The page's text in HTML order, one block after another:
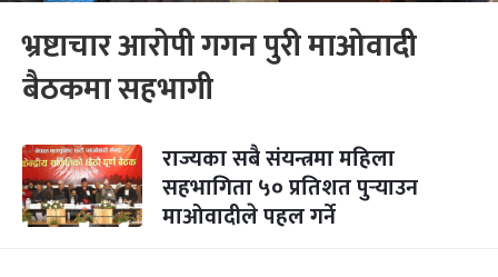
भ्रष्टाचार आरोपी गगन पुरी माओवादी
बैठकमा सहभागी
राज्यका सबै संयन्त्रमा महिला
सहभागिता ५० प्रतिशत पुर्‍याउन
माओवादीले पहल गर्ने